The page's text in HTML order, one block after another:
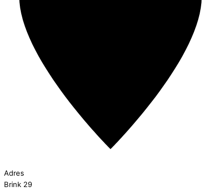
Adres
Brink 29